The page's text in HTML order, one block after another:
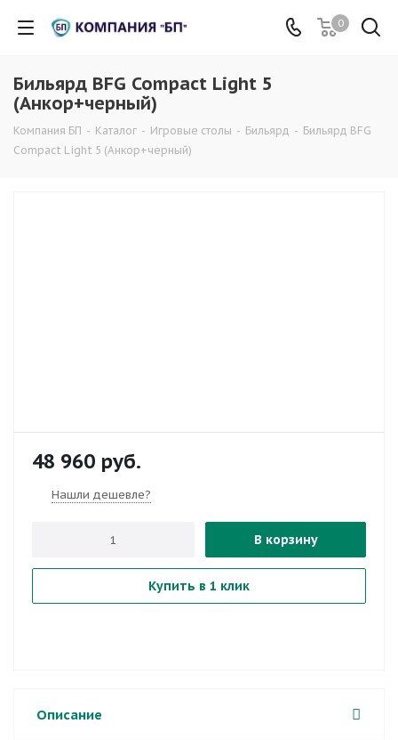
0
Бильярд BFG Compact Light 5
(Анкор+черный)
Компания БП - Каталог - Игровые столы - Бильяpд - Бильярд BFG
Compact Light 5 (Анкор+черный)
48 960 руб.
Нашли дешевле?
В корзину
Купить в 1 клик
Описание